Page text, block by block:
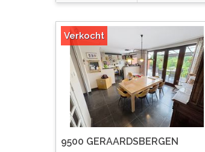
Verkocht
9500 GERAARDSBERGEN